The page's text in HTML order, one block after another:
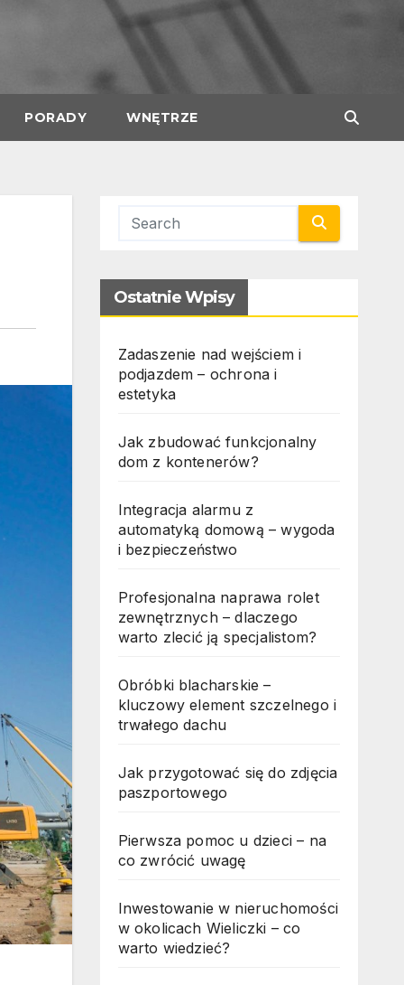
PORADY WNĘTRZE
Ostatnie Wpisy
Zadaszenie nad wejściem i
podjazdem – ochrona i
estetyka
Jak zbudować funkcjonalny
dom z kontenerów?
Integracja alarmu z
automatyką domową – wygoda
i bezpieczeństwo
Profesjonalna naprawa rolet
zewnętrznych – dlaczego
warto zlecić ją specjalistom?
Obróbki blacharskie –
kluczowy element szczelnego i
trwałego dachu
Jak przygotować się do zdjęcia
paszportowego
Pierwsza pomoc u dzieci – na
co zwrócić uwagę
Inwestowanie w nieruchomości
w okolicach Wieliczki – co
warto wiedzieć?